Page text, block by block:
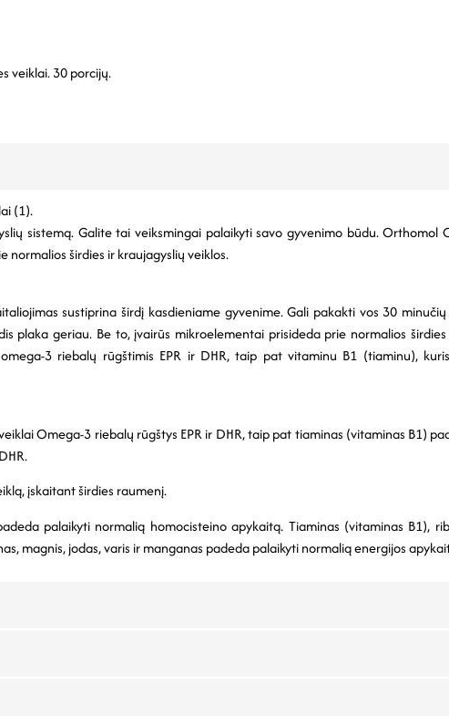
veiklai. 30 porcijų.
(1).
sistemą. Galite tai veiksmingai palaikyti savo gyvenimo būdu.
širdies ir kraujagyslių veiklos.
sustiprina širdį kasdieniame gyvenime. Gali pakakti vos 30
plaka geriau. Be to, įvairūs mikroelementai prisideda prie normalios
3 riebalų rūgštimis EPR ir DHR, taip pat vitaminu B1 (tiaminu),
Omega-3 riebalų rūgštys EPR ir DHR, taip pat tiaminas (vitaminas B1)
įskaitant širdies raumenį.
palaikyti normalią homocisteino apykaitą. Tiaminas (vitaminas B1),
magnis, jodas, varis ir manganas padeda palaikyti normalią energijos